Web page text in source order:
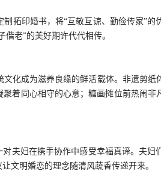
制拓印婚书，将“互敬互谅、勤俭传家”
老”的美好期许代代相传。
化成为滋养良缘的鲜活载体。非遗剪
着同心相守的心意；糖画摊位前热闹非
夫妇在携手协作中感受幸福真谛。夫
文明婚恋的理念随清风蔬香传递开来。